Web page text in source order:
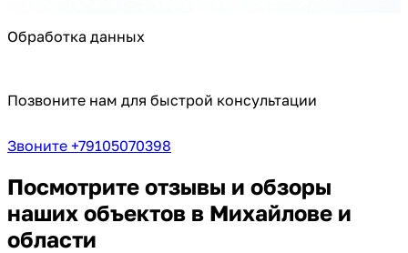
Обработка данных
Позвоните нам для быстрой консультации
Звоните +79105070398
Посмотрите отзывы и обзоры
наших объектов в Михайлове и
области